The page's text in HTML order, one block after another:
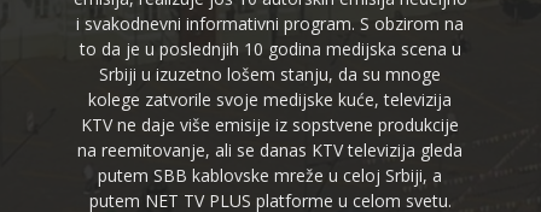
i svakodnevni informativni program. S obzirom na
to da je u poslednjih 10 godina medijska scena u
Srbiji u izuzetno lošem stanju, da su mnoge
kolege zatvorile svoje medijske kuće, televizija
KTV ne daje više emisije iz sopstvene produkcije
na reemitovanje, ali se danas KTV televizija gleda
putem SBB kablovske mreže u celoj Srbiji, a
putem NET TV PLUS platforme u celom svetu.